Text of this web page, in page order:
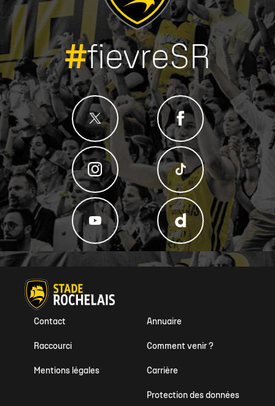
#fievreSR
Annuaire
Contact
Comment venir ?
Raccourci
Carrière
Mentions légales
Protection des données